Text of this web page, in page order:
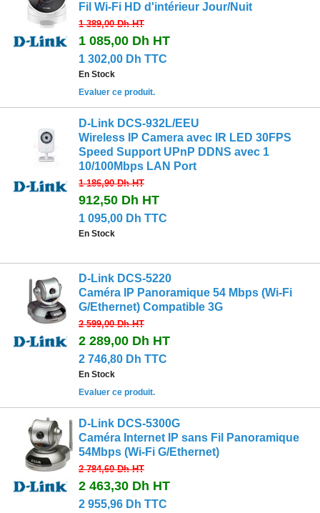
Fil Wi-Fi HD d'intérieur Jour/Nuit
1 389,00 DhHT
1 085,00 Dh HT
1 302,00 Dh TTC
En Stock
Evaluer ce produit.
D-Link DCS-932L/EEU
Wireless IP Camera avec IR LED 30FPS
Speed Support UPnP DDNS avec 1
10/100Mbps LAN Port
1 186,90 DhHT
912,50 Dh HT
1 095,00 Dh TTC
En Stock
D-Link DCS-5220
Caméra IP Panoramique 54 Mbps (Wi-Fi
G/Ethernet) Compatible 3G
2 599,00 DhHT
2 289,00 Dh HT
2 746,80 Dh TTC
En Stock
Evaluer ce produit.
D-Link DCS-5300G
Caméra Internet IP sans Fil Panoramique
54Mbps (Wi-Fi G/Ethernet)
2 784,60 DhHT
2 463,30 Dh HT
2 955,96 Dh TTC